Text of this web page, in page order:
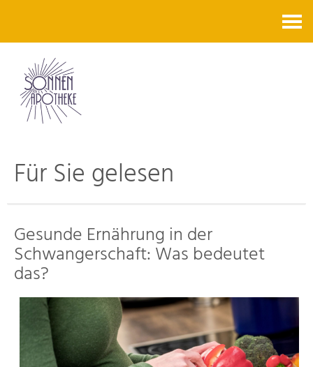
Für Sie gelesen
Gesunde Ernährung in der
Schwangerschaft: Was bedeutet
das?